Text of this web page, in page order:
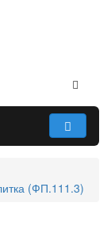
(ФП.111.3)